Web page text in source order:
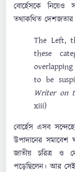
বোর্হেসকে নিয়েও
তথাকথিত
The Left,
these
to be
Writer on
xiii)
বোর্হেস এসব
উপাদানের সমাবেশ
জাতীয় চরিত্র ও
পড়েছিলেন। আর সেই